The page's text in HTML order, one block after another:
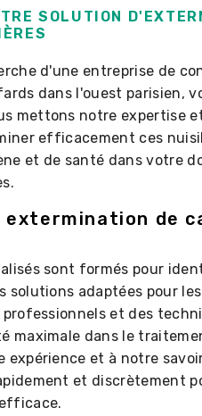
SOLUTION
d'une entreprise de
dans l'ouest parisien,
mettons notre expertise
efficacement ces
et de santé dans votre
extermination de
sont formés pour
solutions adaptées pour
et des
maximale dans le
expérience et à notre
et discrètement